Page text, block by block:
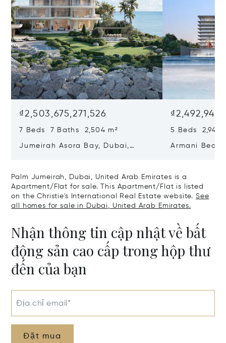
₫2,503,675,271,526
7 Beds 7 Baths 2,504 m²
Jumeirah Asora Bay, Dubai,
5 Beds 2,943
Armani
Palm Jumeirah, Dubai, United Arab Emirates is a
Apartment/Flat for sale. This Apartment/Flat is listed
on the Christie's International Real Estate website. See
all homes for sale in Dubai, United Arab Emirates.
Nhận thông tin cập nhật về bất
động sản cao cấp trong hộp thư
đến của bạn
Địa chỉ email*
Đặt mua